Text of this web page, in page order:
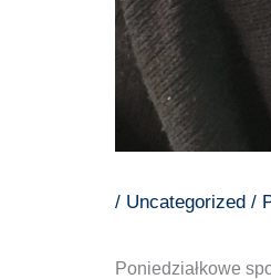
/ Uncategorized /
Poniedziałkowe